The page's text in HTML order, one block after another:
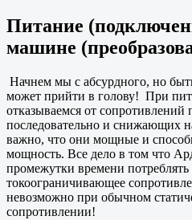
Питание
машине
Начнем мы с абсурдного, но
может прийти в голову! При
отказываемся от
последовательно и снижающих
важно, что они мощные и
мощность. Все дело в том что
промежутки времени
токоограничивающее
невозможно при обычном
сопротивлении!